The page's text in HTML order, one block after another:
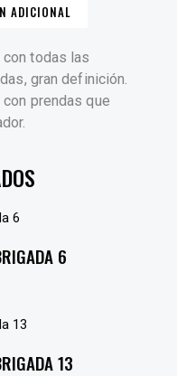
ADICIONAL
con todas las
gran definición.
prendas que
6
13